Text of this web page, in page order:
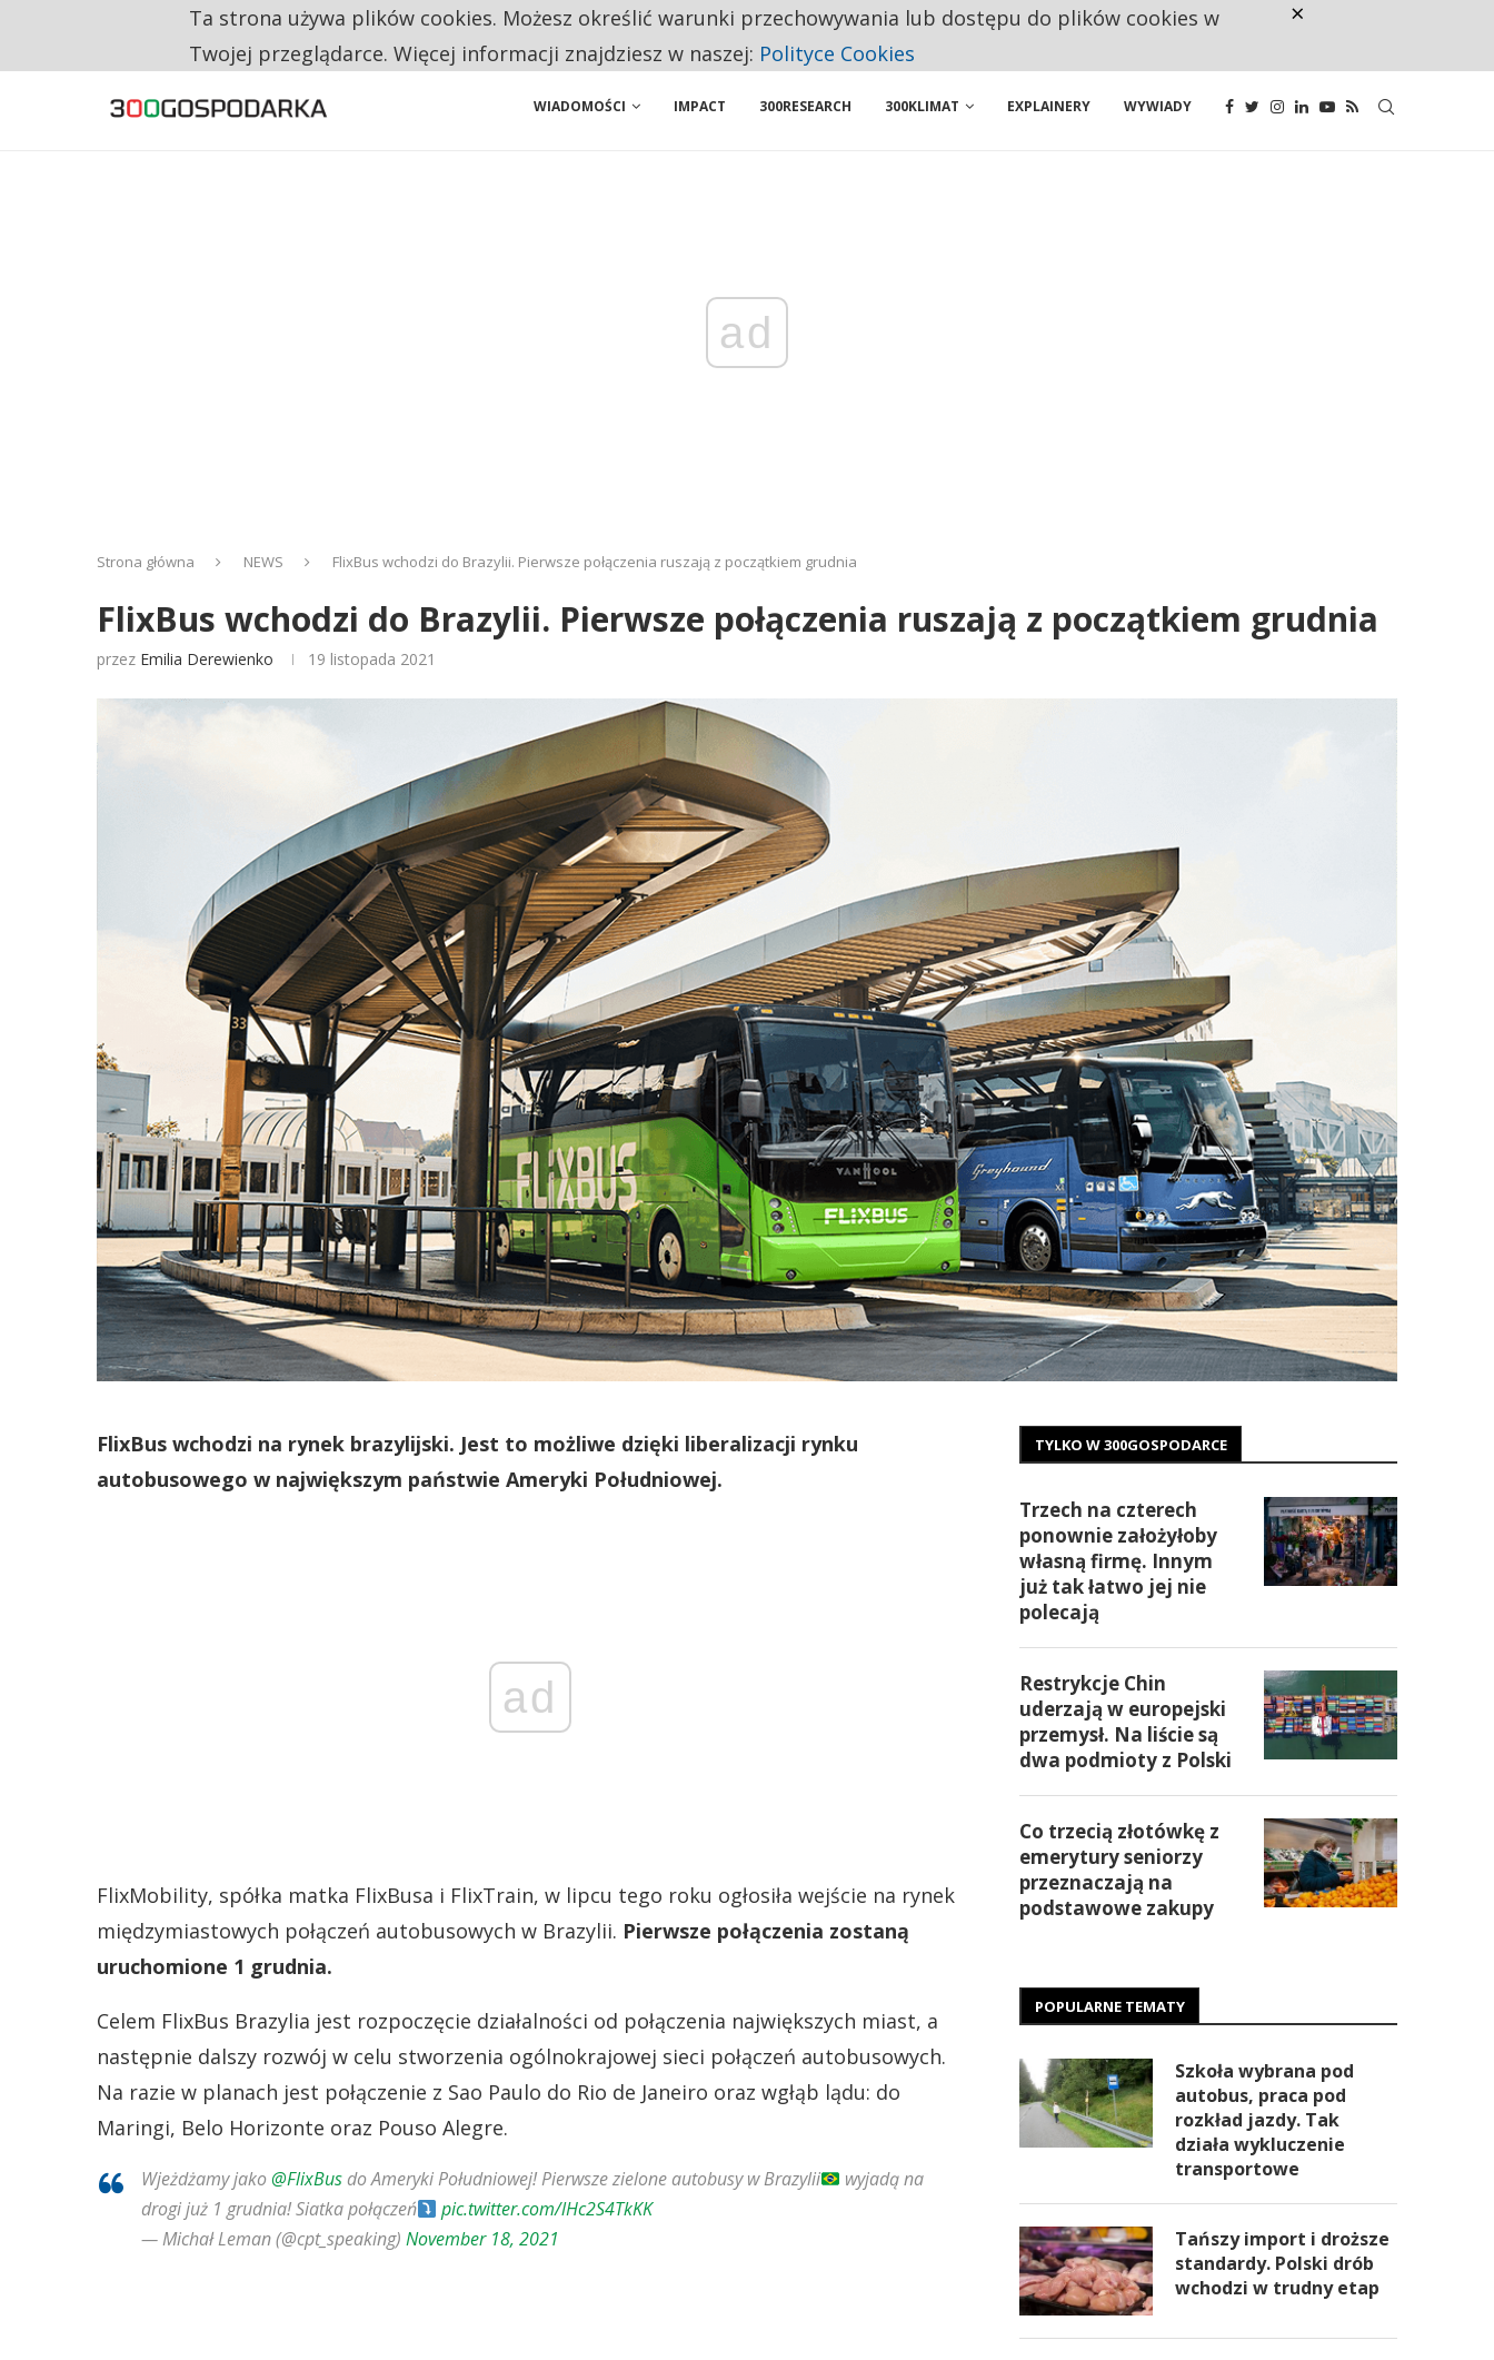
CO TRZECIĄ ZŁOTÓWKĘ Z EMERYTURY SENIORZY PRZEZNACZAJĄ NA PODSTAWOWE ZAKUPY
WIADOMOŚCI IMPACT 300RESEARCH 300KLIMAT EXPLAINERY WYWIADY
ad
Strona główna NEWS FlixBus wchodzi do Brazylii. Pierwsze połączenia ruszają z początkiem grudnia
FlixBus wchodzi do Brazylii. Pierwsze połączenia ruszają z początkiem grudnia
przez Emilia Derewienko 19 listopada 2021
FlixBus wchodzi na rynek brazylijski. Jest to możliwe dzięki liberalizacji rynku
autobusowego w największym państwie Ameryki Południowej.
ad
FlixMobility, spółka matka FlixBusa i FlixTrain, w lipcu tego roku ogłosiła wejście na rynek
międzymiastowych połączeń autobusowych w Brazylii. Pierwsze połączenia zostaną
uruchomione 1 grudnia.
Celem FlixBus Brazylia jest rozpoczęcie działalności od połączenia największych miast, a
następnie dalszy rozwój w celu stworzenia ogólnokrajowej sieci połączeń autobusowych.
Na razie w planach jest połączenie z Sao Paulo do Rio de Janeiro oraz wgłąb lądu: do
Maringi, Belo Horizonte oraz Pouso Alegre.
Wjeżdżamy jako@FlixBus do Ameryki Południowej! Pierwsze zielone autobusy w Brazylii
wyjadą na
drogi już 1 grudnia! Siatka połączeń
pic.twitter.com/lHc2S4TkKK
— Michał Leman (@cpt_speaking) November 18, 2021
TYLKO W 300GOSPODARCE
Trzech na czterech
ponownie założyłoby
własną firmę. Innym
już tak łatwo jej nie
polecają
Restrykcje Chin
uderzają w europejski
przemysł. Na liście są
dwa podmioty z Polski
Co trzecią złotówkę z
emerytury seniorzy
przeznaczają na
podstawowe zakupy
POPULARNE TEMATY
Szkoła wybrana pod
autobus, praca pod
rozkład jazdy. Tak
działa wykluczenie
transportowe
Tańszy import i droższe
standardy. Polski drób
wchodzi w trudny etap
Ta strona używa plików cookies. Możesz określić warunki przechowywania lub dostępu do plików cookies w
Twojej przeglądarce. Więcej informacji znajdziesz w naszej: Polityce Cookies
×